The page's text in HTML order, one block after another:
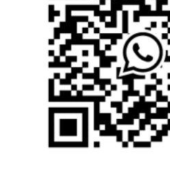
11:30 - Lucca, Scuola
Viale Castruccio
murales in
dal Liceo
ore 18 - Fiano
- Messa in
da mons.
di Lucca
ore 20.30 -
al Cippo di don
Memoria in alcuni